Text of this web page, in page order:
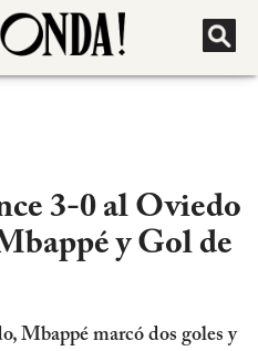
3-0 al Oviedo
y Gol de
Mbappé marcó dos goles y